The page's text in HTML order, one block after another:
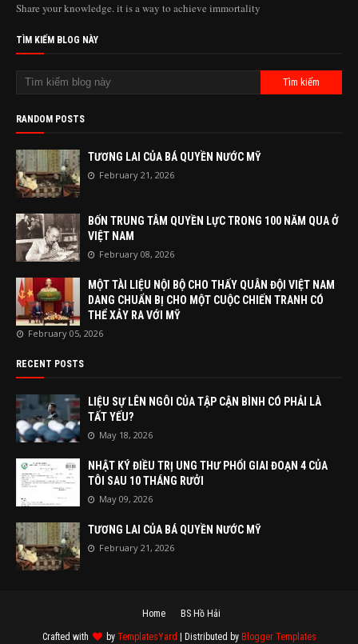
Share your knowledge. it is a way to achieve immortality
TÌM KIẾM BLOG NÀY
RANDOM POSTS
TƯƠNG LAI CỦA BÁ QUYỀN NƯỚC MỸ
February 21, 2026
BỐN TRUNG TÂM QUYỀN LỰC TRONG 100 NĂM QUA Ở
VIỆT NAM
February 08, 2026
MỘT TÀI LIỆU NỘI BỘ CHO THẤY QUÂN ĐỘI VIỆT NAM
DANG CHUẨN BỊ CHO MỘT CUỘC CHIẾN TRANH CÓ
THỂ XẢY RA VỚI MỸ
February 05, 2026
RECENT POSTS
LIỆU SỰ LÊN NGÔI CỦA TẬP CẬN BÌNH CÓ PHẢI LÀ
TẤT YẾU?
May 18, 2026
NHẬT KÝ ĐIỀU TRỊ UNG THƯ PHỔI GIAI ĐOẠN 4 CỦA
TÔI SAU 10 THÁNG RƯỞI
May 09, 2026
TƯƠNG LAI CỦA BÁ QUYỀN NƯỚC MỸ
February 21, 2026
Home BS Hồ Hải
Crafted with by TemplatesYard | Distributed by Blogger Templates